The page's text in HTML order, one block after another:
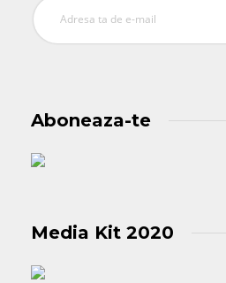
Aboneaza-te
Media Kit 2020